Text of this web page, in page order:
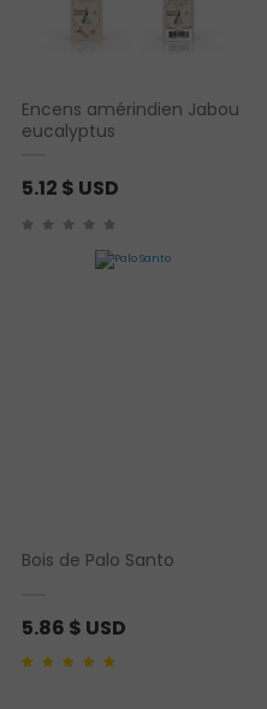
Encens amérindien Jabou
eucalyptus
5.12 $ USD
Bois de Palo Santo
5.86 $ USD